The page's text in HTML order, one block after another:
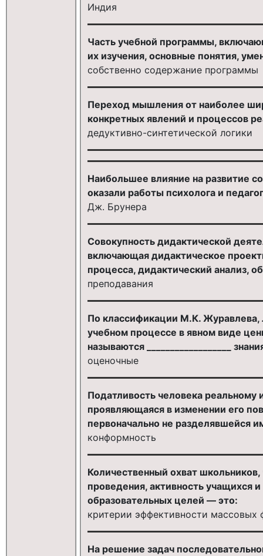
Индия
Часть учебной программы,
их изучения, основные понятия,
собственно содержание программы
Переход мышления от наиболее
конкретных явлений и процессов
дедуктивно-синтетической логики
Наибольшее влияние на развитие
оказали работы психолога и
Дж. Брунера
Совокупность дидактической
включающая дидактическое
процесса, дидактический анализ,
преподавания
По классификации М.К. Журавлева,
учебном процессе в явном виде
называются __________________
оценочные
Податливость человека
проявляющаяся в изменении его
первоначально не разделявшейся
конформность
Количественный охват школьников,
проведения, активность учащихся
образовательных целей — это:
критерии эффективности массовых
На решение задач